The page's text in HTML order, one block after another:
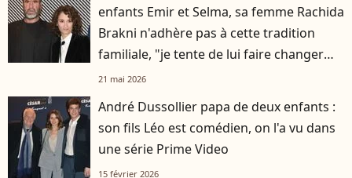
enfants Emir et Selma, sa femme Rachida
Brakni n'adhère pas à cette tradition
familiale, "je tente de lui faire changer
d'avis"
21 mai 2026
André Dussollier papa de deux enfants :
son fils Léo est comédien, on l'a vu dans
une série Prime Video
15 février 2026